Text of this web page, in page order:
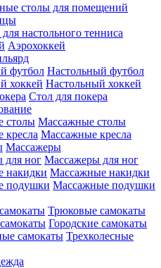
столы для помещений
настольного тенниса
Аэрохоккей
Настольный футбол
Настольный хоккей
Стол для покера
Массажные столы
Массажные кресла
Массажеры
Массажеры для ног
Массажные накидки
Массажные подушки
Трюковые самокаты
Городские самокаты
Трехколесные